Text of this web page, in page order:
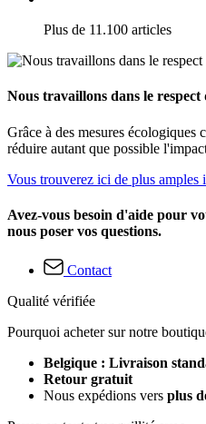
Plus de 11.100 articles
Nous travaillons dans le
Grâce à des mesures écologiques
réduire autant que possible
Vous trouverez ici de plus amples
Avez-vous besoin d'aide pour
nous poser vos questions.
Contact
Qualité vérifiée
Pourquoi acheter sur notre
Belgique : Livraison
Retour gratuit
Nous expédions vers plus